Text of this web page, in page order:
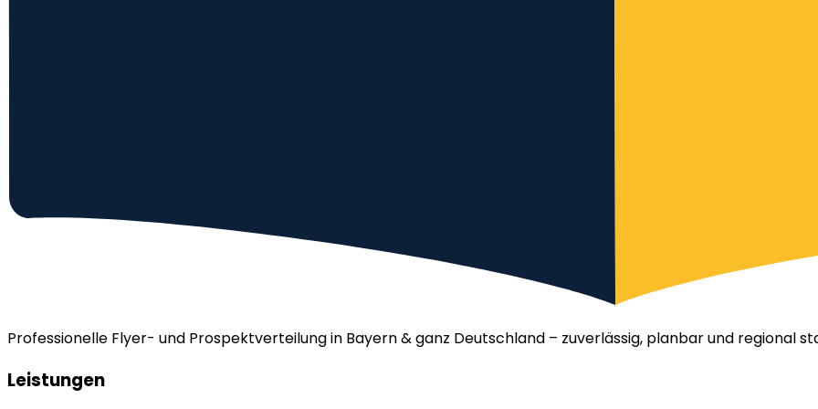
Professionelle Flyer- und Prospektverteilung in Bayern & ganz Deutschland – zuverlässig, planbar und regional
Leistungen